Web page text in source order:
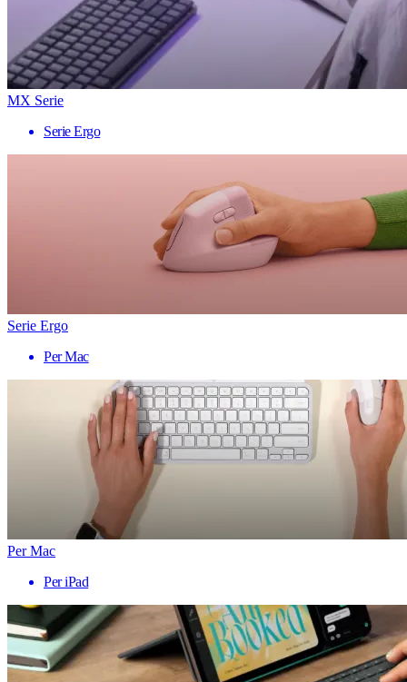
MX Serie
Serie Ergo
Serie Ergo
Per Mac
Per Mac
Per iPad